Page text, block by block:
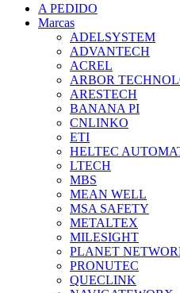
A PEDIDO
Marcas
ADELSYSTEM
ADVANTECH
ACREL
ARBOR
ARESTECH
BANANA PI
CNLINKO
ETI
HELTEC
LTECH
MBS
MEAN WELL
MSA SAFETY
METALTEX
MILESIGHT
PLANET
PRONUTEC
QUECLINK